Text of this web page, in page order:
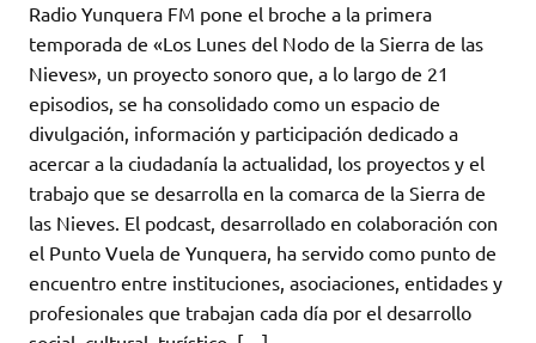
Radio Yunquera FM pone el broche a la primera
temporada de «Los Lunes del Nodo de la Sierra de las
Nieves», un proyecto sonoro que, a lo largo de 21
episodios, se ha consolidado como un espacio de
divulgación, información y participación dedicado a
acercar a la ciudadanía la actualidad, los proyectos y el
trabajo que se desarrolla en la comarca de la Sierra de
las Nieves. El podcast, desarrollado en colaboración con
el Punto Vuela de Yunquera, ha servido como punto de
encuentro entre instituciones, asociaciones, entidades y
profesionales que trabajan cada día por el desarrollo